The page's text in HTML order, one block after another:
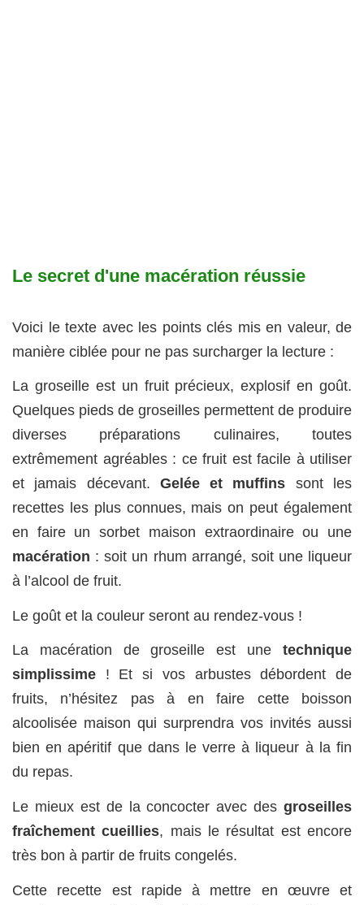
Le secret d'une macération réussie
Voici le texte avec les points clés mis en valeur, de
manière ciblée pour ne pas surcharger la lecture :
La groseille est un fruit précieux, explosif en goût.
Quelques pieds de groseilles permettent de produire
diverses préparations culinaires, toutes
extrêmement agréables : ce fruit est facile à utiliser
et jamais décevant. Gelée et muffins sont les
recettes les plus connues, mais on peut également
en faire un sorbet maison extraordinaire ou une
macération : soit un rhum arrangé, soit une liqueur
à l’alcool de fruit.
Le goût et la couleur seront au rendez-vous !
La macération de groseille est une technique
simplissime ! Et si vos arbustes débordent de
fruits, n’hésitez pas à en faire cette boisson
alcoolisée maison qui surprendra vos invités aussi
bien en apéritif que dans le verre à liqueur à la fin
du repas.
Le mieux est de la concocter avec des groseilles
fraîchement cueillies, mais le résultat est encore
très bon à partir de fruits congelés.
Cette recette est rapide à mettre en œuvre et